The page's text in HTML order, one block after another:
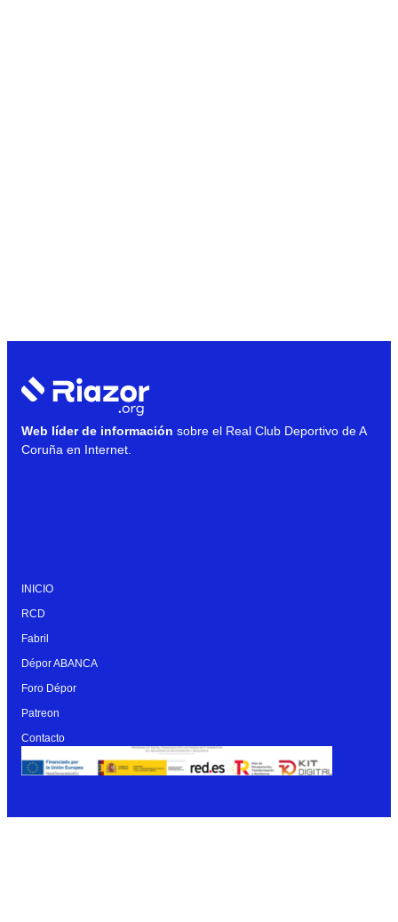
Web líder de información sobre el Real Club Deportivo de A
Coruña en Internet.
INICIO
RCD
Fabril
Dépor ABANCA
Foro Dépor
Patreon
Contacto